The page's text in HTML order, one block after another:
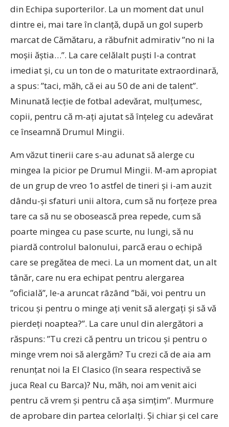
din Echipa suporterilor. La un moment dat unul
dintre ei, mai tare în clanță, după un gol superb
marcat de Cămătaru, a răbufnit admirativ ”no ni la
moșii ăștia…”. La care celălalt puști l-a contrat
imediat și, cu un ton de o maturitate extraordinară,
a spus: ”taci, măh, că ei au 50 de ani de talent”.
Minunată lecție de fotbal adevărat, mulțumesc,
copii, pentru că m-ați ajutat să înțeleg cu adevărat
ce înseamnă Drumul Mingii.
Am văzut tinerii care s-au adunat să alerge cu
mingea la picior pe Drumul Mingii. M-am apropiat
de un grup de vreo 1o astfel de tineri și i-am auzit
dându-și sfaturi unii altora, cum să nu forțeze prea
tare ca să nu se obosească prea repede, cum să
poarte mingea cu pase scurte, nu lungi, să nu
piardă controlul balonului, parcă erau o echipă
care se pregătea de meci. La un moment dat, un alt
tânăr, care nu era echipat pentru alergarea
”oficială”, le-a aruncat râzând ”băi, voi pentru un
tricou și pentru o minge ați venit să alergați și să vă
pierdeți noaptea?”. La care unul din alergători a
răspuns: ”Tu crezi că pentru un tricou și pentru o
minge vrem noi să alergăm? Tu crezi că de aia am
renunțat noi la El Clasico (în seara respectivă se
juca Real cu Barca)? Nu, măh, noi am venit aici
pentru că vrem și pentru că așa simțim”. Murmure
de aprobare din partea celorlalți. Și chiar și cel care